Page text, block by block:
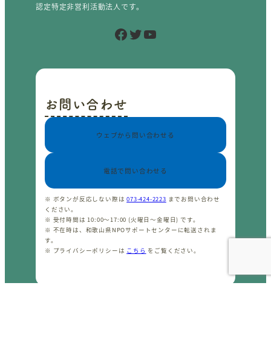
認定特定非営利活動法人です。
Facebook Twitter YouTube
お問い合わせ
ウェブから問い合わせる
電話で問い合わせる
※ ボタンが反応しない際は073-424-2223 までお問い合わせ
ください。
※ 受付時間は 10:00〜17:00 (火曜日〜金曜日) です。
※ 不在時は、和歌山県NPOサポートセンターに転送されま
す。
※ プライバシーポリシーは こちら をご覧ください。